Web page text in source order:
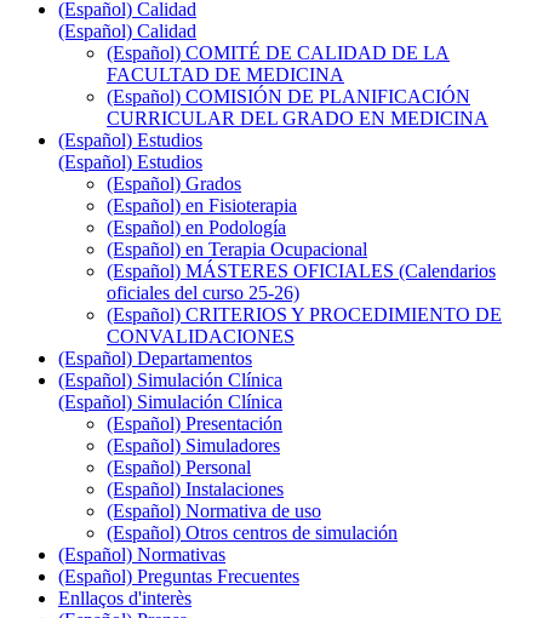
(Español) Calidad
(Español) Calidad
(Español) COMITÉ DE CALIDAD DE LA
FACULTAD DE MEDICINA
(Español) COMISIÓN DE PLANIFICACIÓN
CURRICULAR DEL GRADO EN MEDICINA
(Español) Estudios
(Español) Estudios
(Español) Grados
(Español) en Fisioterapia
(Español) en Podología
(Español) en Terapia Ocupacional
(Español) MÁSTERES OFICIALES (Calendarios
oficiales del curso 25-26)
(Español) CRITERIOS Y PROCEDIMIENTO DE
CONVALIDACIONES
(Español) Departamentos
(Español) Simulación Clínica
(Español) Simulación Clínica
(Español) Presentación
(Español) Simuladores
(Español) Personal
(Español) Instalaciones
(Español) Normativa de uso
(Español) Otros centros de simulación
(Español) Normativas
(Español) Preguntas Frecuentes
Enllaços d'interès